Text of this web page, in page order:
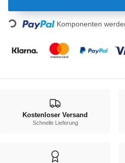
Loading... Komponenten
Kostenloser Versand
Schnelle Lieferung